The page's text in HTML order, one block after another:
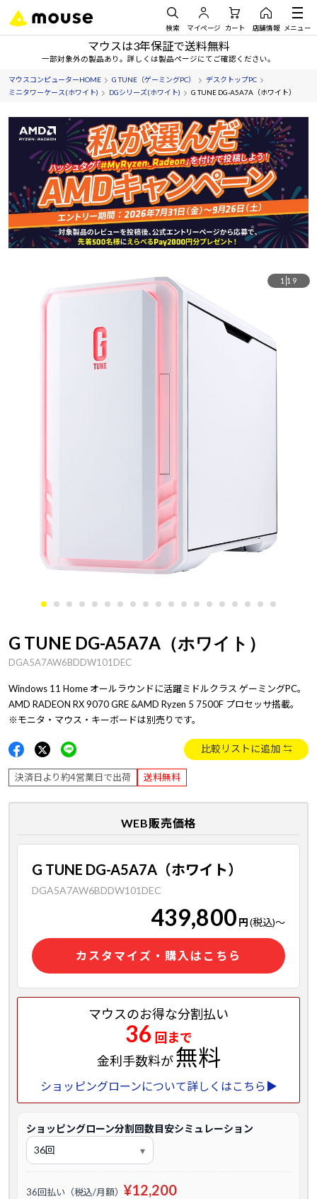
検索 マイページ カート 店舗情報 メニュー
マウスは3年保証で送料無料
一部対象外の製品あり。詳しくは製品ページにてご確認ください。
マウスコンピューターHOME G TUNE（ゲーミングPC）
デスクトップPC
ミニタワーケース(ホワイト)
DGシリーズ(ホワイト) G TUNE DG-A5A7A（ホワイト）
1 19
G TUNE DG-A5A7A（ホワイト）
DGA5A7AW6BDDW101DEC
Windows 11 Home オールラウンドに活躍ミドルクラス ゲーミングPC。
AMD RADEON RX 9070 GRE &AMD Ryzen 5 7500F プロセッサ搭載。
※モニタ・マウス・キーボードは別売りです。
比較リストに追加
決済日より約4営業日で出荷 送料無料
WEB販売価格
G TUNE DG-A5A7A（ホワイト）
DGA5A7AW6BDDW101DEC
439,800 円(税込)～
カスタマイズ・購入はこちら
マウスのお得な分割払い
36 回まで
金利手数料が無料
ショッピングローンについて詳しくはこちら▶
ショッピングローン分割回数目安シミュレーション
36回払い（税込/月額） ¥12,200